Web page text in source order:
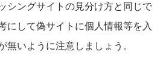
シングサイトの見分け方と同じで
にして偽サイトに個人情報等を入
無いように注意しましょう。